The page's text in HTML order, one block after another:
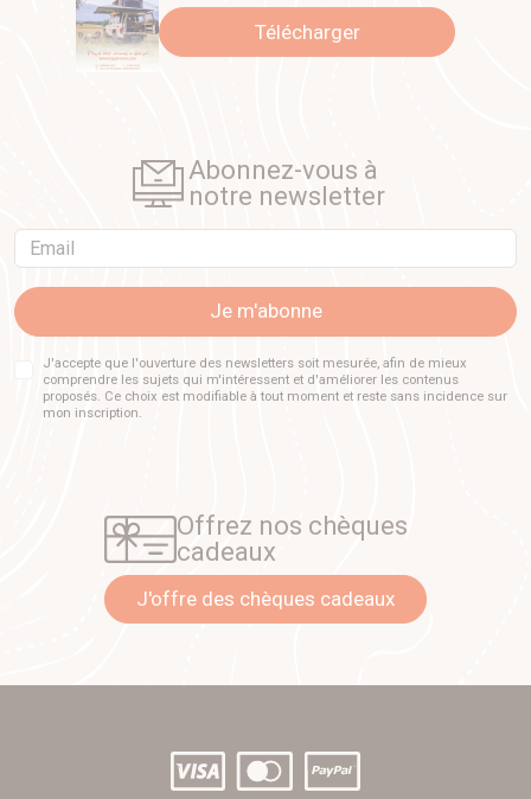
Télécharger
Abonnez-vous à
notre newsletter
Email
Je m'abonne
J'accepte que l'ouverture des newsletters soit mesurée, afin de mieux
comprendre les sujets qui m'intéressent et d'améliorer les contenus
proposés. Ce choix est modifiable à tout moment et reste sans incidence sur
mon inscription.
Offrez nos chèques
cadeaux
J'offre des chèques cadeaux